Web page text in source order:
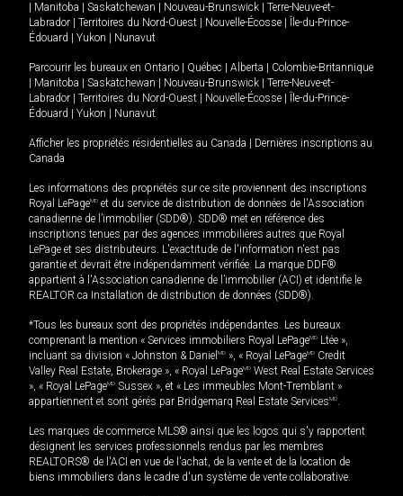
Manitoba Saskatchewan Nouveau-Brunswick
Terre-Neuve-et-
Labrador
Territoires du Nord-Ouest Nouvelle-Écosse
Île-du-Prince-
Édouard
Yukon Nunavut
Parcourir les bureaux en Ontario Québec Alberta
Colombie-Britannique
Manitoba Saskatchewan Nouveau-Brunswick
Terre-Neuve-et-
Labrador
Territoires du Nord-Ouest Nouvelle-Écosse
Île-du-Prince-
Édouard
Yukon Nunavut
Afficher les propriétés résidentielles au Canada
Dernières inscriptions au
Canada
Les informations des propriétés sur ce site proviennent des inscriptions
Royal LePageMD et du service de distribution de données de l'Association
canadienne de l’immobilier (SDD®). SDD® met en référence des
inscriptions tenues par des agences immobilières autres que Royal
LePage et ses distributeurs. L'exactitude de l'information n'est pas
garantie et devrait être indépendamment vérifiée. La marque DDF®
appartient à l'Association canadienne de l’immobilier (ACI) et identifie le
REALTOR.ca Installation de distribution de données (SDD®).
*Tous les bureaux sont des propriétés indépendantes. Les bureaux
comprenant la mention « Services immobiliers Royal LePageMD Ltée »,
incluant sa division « Johnston & Daniel MD », « Royal LePageMD Credit
Valley Real Estate, Brokerage », « Royal LePageMD West Real Estate Services
», « Royal LePageMD Sussex », et « Les immeubles Mont-Tremblant »
appartiennent et sont gérés par Bridgemarq Real Estate ServicesMD.
Les marques de commerce MLS® ainsi que les logos qui s'y rapportent
désignent les services professionnels rendus par les membres
REALTORS® de l'ACI en vue de l'achat, de la vente et de la location de
biens immobiliers dans le cadre d'un système de vente collaborative.